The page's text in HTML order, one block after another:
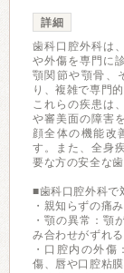
詳細
歯科口腔外科は
や外傷を専門に
顎関節や顎骨、
り、複雑で専門
これらの疾患は
や審美面の障害
顔全体の機能改
す。また、全身
要な方の安全な
■歯科口腔外科で
・親知らずの痛
・顎の異常：顎
み合わせがずれ
・口腔内の外
傷、唇や口腔粘